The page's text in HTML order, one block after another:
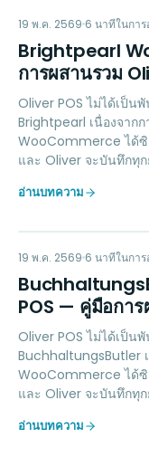
BW
ACCOUNTING
19 พ.ค. 2569 6 นาทีในกา
Brightpearl
การผสานรวม
Oliver POS ไม่ได้เป็น
Brightpearl เนื่องจาก
WooCommerce ได้
และ Oliver จะบันทึกทุ
อ่านบทความ
BW
ACCOUNTING
19 พ.ค. 2569 6 นาทีในกา
POS — คู่มือการ
Oliver POS ไม่ได้เป็
BuchhaltungsButler
WooCommerce ได้
และ Oliver จะบันทึกทุ
อ่านบทความ